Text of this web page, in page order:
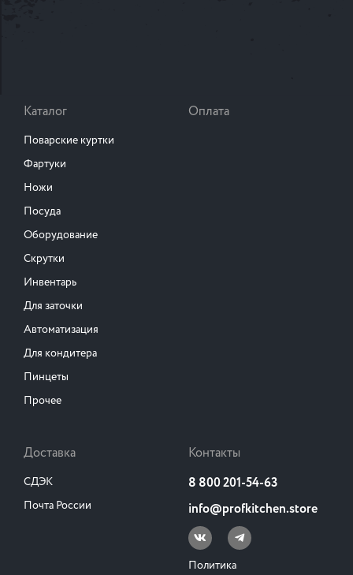
Каталог
Поварские куртки
Фартуки
Ножи
Посуда
Оборудование
Скрутки
Инвентарь
Для заточки
Автоматизация
Для кондитера
Пинцеты
Прочее
Оплата
Доставка
СДЭК
Почта России
Контакты
8 800 201-54-63
info@profkitchen.store
Политика